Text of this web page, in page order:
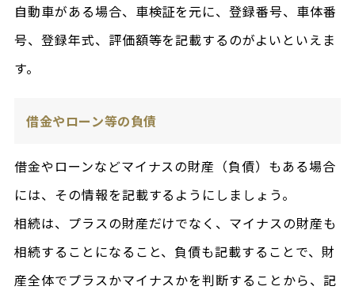
自動車がある場合、車検証を元に、登録番号、車体番
号、登録年式、評価額等を記載するのがよいといえま
す。
借金やローン等の負債
借金やローンなどマイナスの財産（負債）もある場合
には、その情報を記載するようにしましょう。
相続は、プラスの財産だけでなく、マイナスの財産も
相続することになること、負債も記載することで、財
産全体でプラスかマイナスかを判断することから、記